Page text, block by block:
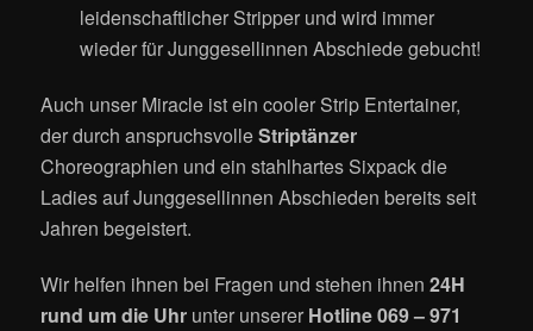
leidenschaftlicher Stripper und wird immer
wieder für Junggesellinnen Abschiede gebucht!
Auch unser Miracle ist ein cooler Strip Entertainer,
der durch anspruchsvolleStriptänzer
Choreographien und ein stahlhartes Sixpack die
Ladies auf Junggesellinnen Abschieden bereits seit
Jahren begeistert.
Wir helfen ihnen bei Fragen und stehen ihnen24H
rund um die Uhr unter unserer Hotline 069 – 971